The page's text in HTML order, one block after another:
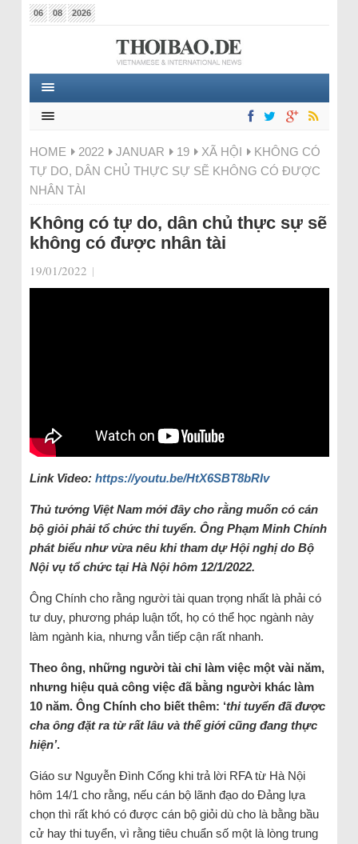
06 08 2026
HOME 2022 JANUAR 19 XÃ HỘI
KHÔNG CÓ
TỰ DO, DÂN CHỦ THỰC SỰ SẼ KHÔNG CÓ ĐƯỢC
NHÂN TÀI
Không có tự do, dân chủ thực sự sẽ
không có được nhân tài
19/01/2022 |
Link Video: https://youtu.be/HtX6SBT8bRIv
Thủ tướng Việt Nam mới đây cho rằng muốn có cán
bộ giỏi phải tổ chức thi tuyển. Ông Phạm Minh Chính
phát biểu như vừa nêu khi tham dự Hội nghị do Bộ
Nội vụ tổ chức tại Hà Nội hôm 12/1/2022.
Ông Chính cho rằng người tài quan trọng nhất là phải có
tư duy, phương pháp luận tốt, họ có thể học ngành này
làm ngành kia, nhưng vẫn tiếp cận rất nhanh.
Theo ông, những người tài chỉ làm việc một vài năm,
nhưng hiệu quả công việc đã bằng người khác làm
10 năm. Ông Chính cho biết thêm: ‘thi tuyển đã được
cha ông đặt ra từ rất lâu và thế giới cũng đang thực
hiện’.
Giáo sư Nguyễn Đình Cống khi trả lời RFA từ Hà Nội
hôm 14/1 cho rằng, nếu cán bộ lãnh đạo do Đảng lựa
chọn thì rất khó có được cán bộ giỏi dù cho là bằng bầu
cử hay thi tuyển, vì rằng tiêu chuẩn số một là lòng trung